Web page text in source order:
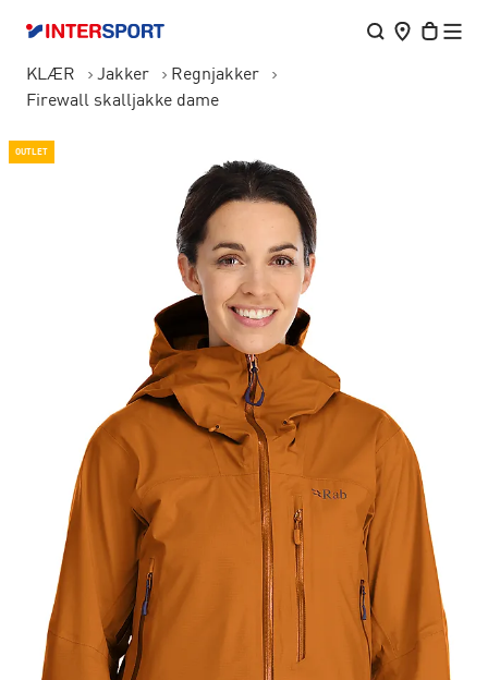
KLÆR Jakker
Regnjakker
Firewall skalljakke dame
OUTLET